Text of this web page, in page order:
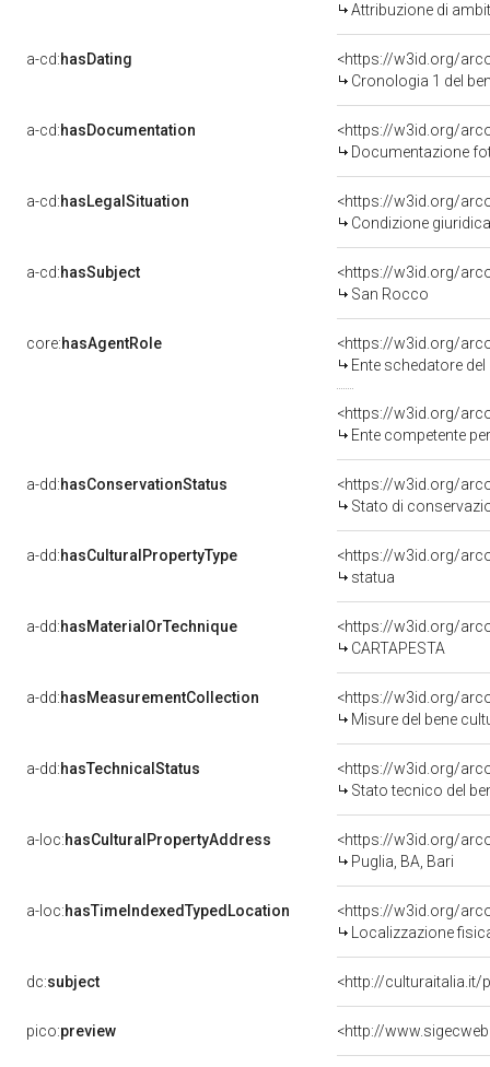
Attribuzione di
a-cd:hasDating
<https://w3id.org/
Cronologia 1 del
a-cd:hasDocumentation
Documentazione
a-cd:hasLegalSituation
<https://w3id.org/
Condizione
a-cd:hasSubject
<https://w3id.org/
San Rocco
core:hasAgentRole
<https://w3id.org/
Ente schedatore del
<https://w3id.org/
Ente competente per
a-dd:hasConservationStatus
<https://w3id.org/
Stato di
a-dd:hasCulturalPropertyType
<https://w3id.org/
statua
a-dd:hasMaterialOrTechnique
<https://w3id.org/
CARTAPESTA
a-dd:hasMeasurementCollection
<https://w3id.org/
Misure del bene
a-dd:hasTechnicalStatus
<https://w3id.org/
Stato tecnico del
a-loc:hasCulturalPropertyAddress
<https://w3id.org/
Puglia, BA, Bari
a-loc:hasTimeIndexedTypedLocation
<https://w3id.org/
Localizzazione
dc:subject <http://culturaitalia.it/
pico:preview <http://